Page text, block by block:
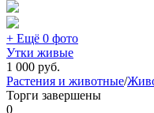
+ Ещё 0 фото
Утки живые
1 000 руб.
Растения и животные/
Торги завершены
0